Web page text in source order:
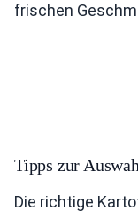
frischen
Tipps zur
Die richtige